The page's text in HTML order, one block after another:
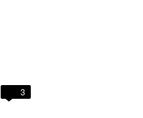
3